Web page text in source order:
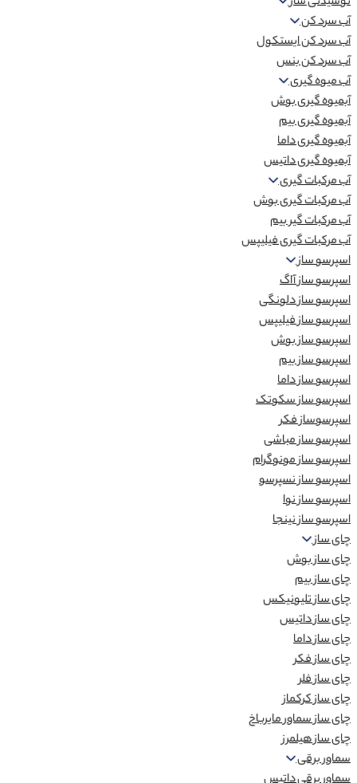
آب سرد کن
آب سرد کن ایستکول
آب سرد کن بنس
آب میوه گیری
آبمیوه گیری بوش
آبمیوه گیری بیم
آبمیوه گیری داما
آبمیوه گیری داتیس
آب مرکبات گیری
آب مرکبات گیری بوش
آب مرکبات گیر بیم
آب مرکبات گیری فیلیپس
اسپرسو ساز
اسپرسو ساز آاگ
اسپرسو ساز دلونگی
اسپرسو ساز فیلیپس
اسپرسو ساز بوش
اسپرسو ساز بیم
اسپرسو ساز داما
اسپرسو ساز سکوتک
اسپرسوساز فکر
اسپرسو ساز مباشی
اسپرسو ساز مونوگرام
اسپرسو ساز نسپرسو
اسپرسو ساز نوا
اسپرسو ساز نینجا
چای ساز
چای ساز بوش
چای ساز بیم
چای ساز تلیونیکس
چای ساز داتیس
چای ساز داما
چای ساز فکر
چای ساز فلر
چای ساز کرکماز
چای ساز سماور مایرباخ
چای ساز هیلمرز
سماور برقی